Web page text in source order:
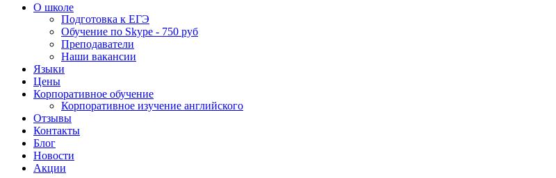
О школе
Подготовка к ЕГЭ
Обучение по Skype - 750 руб
Преподаватели
Наши вакансии
Языки
Цены
Корпоративное обучение
Корпоративное изучение английского
Отзывы
Контакты
Блог
Новости
Акции